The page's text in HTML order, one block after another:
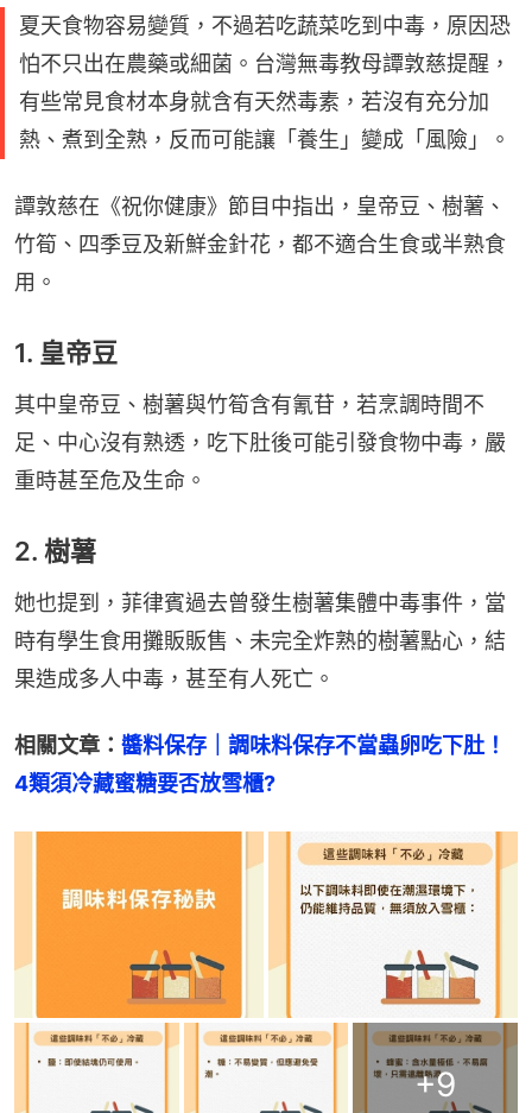
夏天食物容易變質，不過若吃蔬菜吃到中毒，原因恐
怕不只出在農藥或細菌。台灣無毒教母譚敦慈提醒，
有些常見食材本身就含有天然毒素，若沒有充分加
熱、煮到全熟，反而可能讓「養生」變成「風險」。
譚敦慈在《祝你健康》節目中指出，皇帝豆、樹薯、
竹筍、四季豆及新鮮金針花，都不適合生食或半熟食
用。
1. 皇帝豆
其中皇帝豆、樹薯與竹筍含有氰苷，若烹調時間不
足、中心沒有熟透，吃下肚後可能引發食物中毒，嚴
重時甚至危及生命。
2. 樹薯
她也提到，菲律賓過去曾發生樹薯集體中毒事件，當
時有學生食用攤販販售、未完全炸熟的樹薯點心，結
果造成多人中毒，甚至有人死亡。
相關文章： 醬料保存｜調味料保存不當蟲卵吃下肚！
4類須冷藏蜜糖要否放雪櫃?
+9